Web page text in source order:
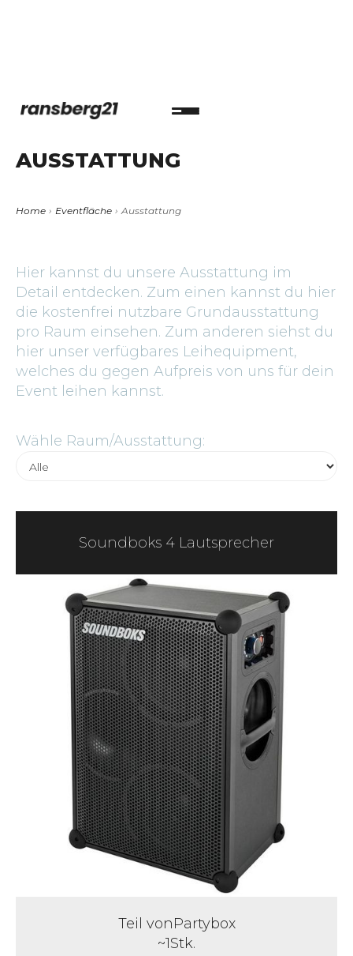
AUSSTATTUNG
Home › Eventfläche › Ausstattung
Hier kannst du unsere Ausstattung im
Detail entdecken. Zum einen kannst du hier
die kostenfrei nutzbare Grundausstattung
pro Raum einsehen. Zum anderen siehst du
hier unser verfügbares Leihequipment,
welches du gegen Aufpreis von uns für dein
Event leihen kannst.
Wähle Raum/Ausstattung:
Soundboks 4 Lautsprecher
Teil vonPartybox
~1Stk.